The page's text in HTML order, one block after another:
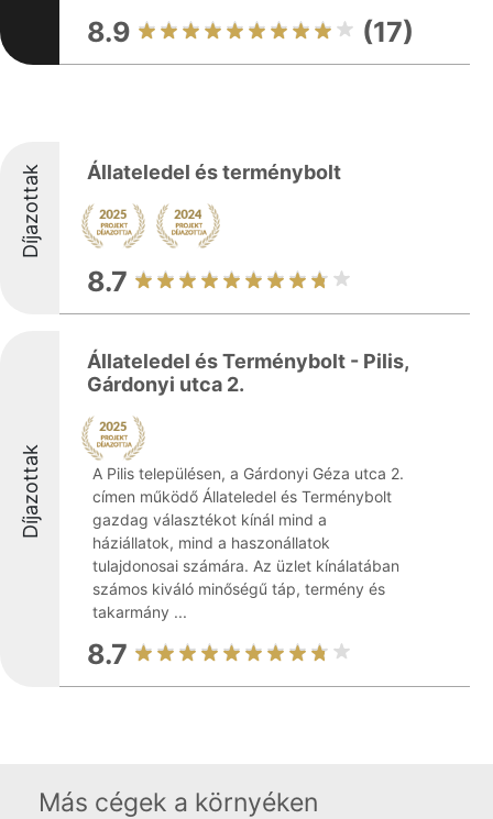
8.9 (17)
Díjazottak Állateledel és terménybolt
8.7
Díjazottak
Állateledel és Terménybolt - Pilis,
Gárdonyi utca 2.
A Pilis településen, a Gárdonyi Géza utca 2.
címen működő Állateledel és Terménybolt
gazdag választékot kínál mind a
háziállatok, mind a haszonállatok
tulajdonosai számára. Az üzlet kínálatában
számos kiváló minőségű táp, termény és
takarmány ...
8.7
Más cégek a környéken